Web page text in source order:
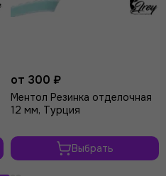
от 300 ₽
Ментол Резинка отделочная
12 мм, Турция
Выбрать